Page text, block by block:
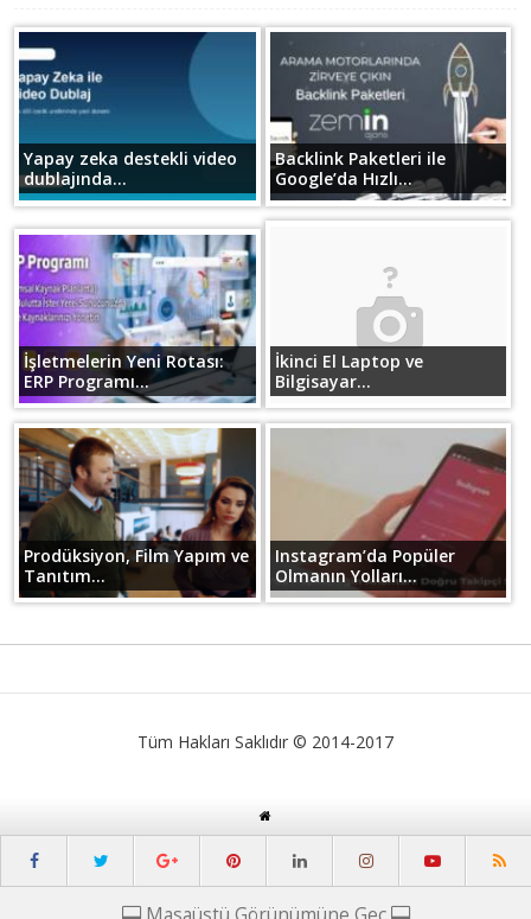
Yapay zeka destekli video
dublajında...
Backlink Paketleri ile
Google’da Hızlı...
İşletmelerin Yeni Rotası:
ERP Programı...
İkinci El Laptop ve
Bilgisayar...
Prodüksiyon, Film Yapım ve
Tanıtım...
Instagram’da Popüler
Olmanın Yolları...
Tüm Hakları Saklıdır © 2014-2017